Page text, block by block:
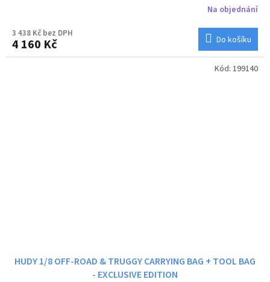
Na objednání
3 438 Kč bez DPH
4 160 Kč Do košíku
HUDY 1/8 OFF-ROAD & TRUGGY CARRYING BAG + TOOL BAG
- EXCLUSIVE EDITION
Kód: 199140